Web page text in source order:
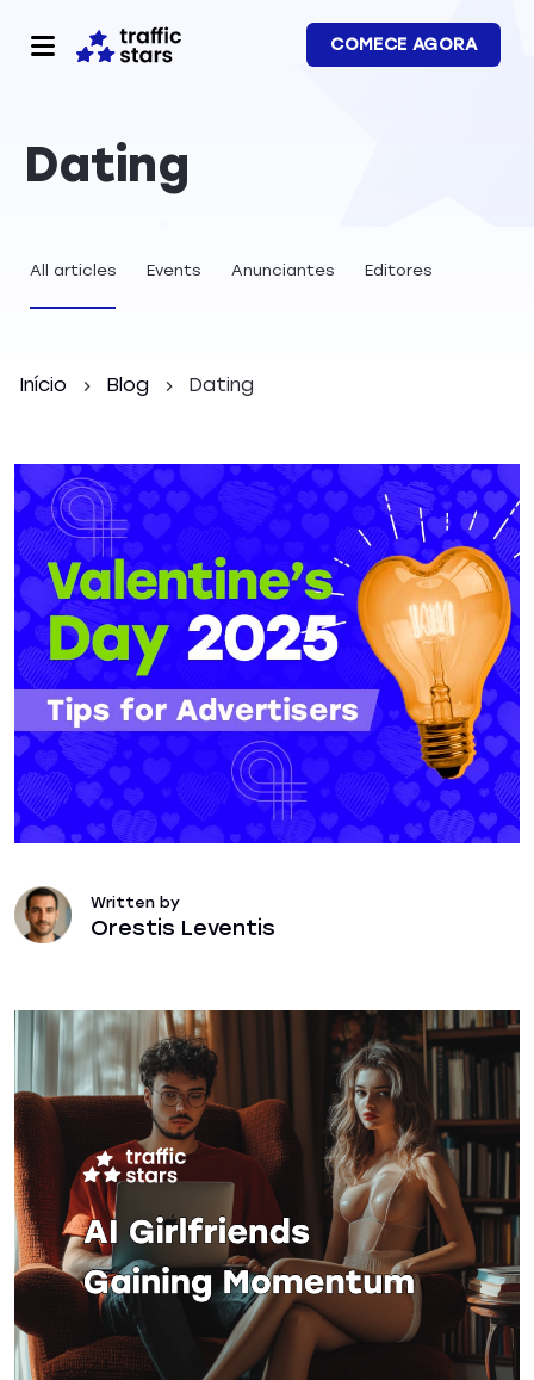
COMECE AGORA
Dating
All articles Events Anunciantes Editores
Início Blog Dating
Written by
Orestis Leventis